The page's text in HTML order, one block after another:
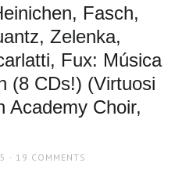
Fasch,
Zelenka,
Fux: Música
(8 CDs!) (Virtuosi
Academy Choir,
19 COMMENTS